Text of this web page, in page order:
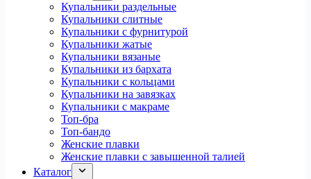
Купальники раздельные
Купальники слитные
Купальники с фурнитурой
Купальники жатые
Купальники вязаные
Купальники из бархата
Купальники с кольцами
Купальники на завязках
Купальники с макраме
Топ-бра
Топ-бандо
Женские плавки
Женские плавки с завышенной талией
Каталог